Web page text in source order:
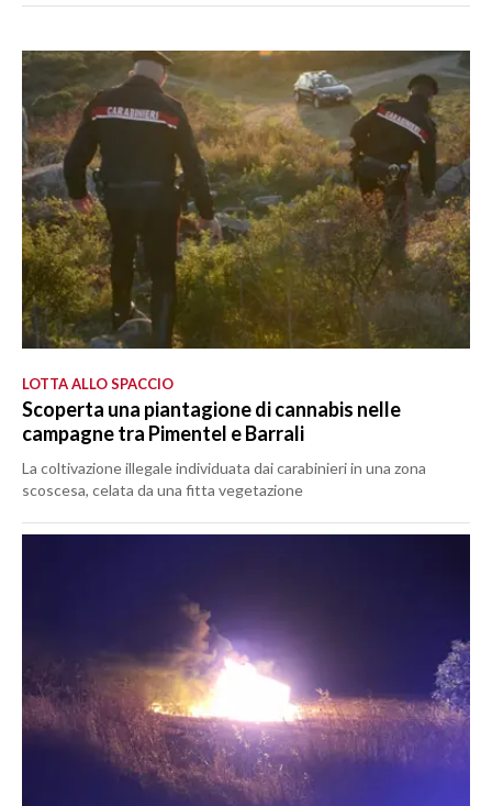
LOTTA ALLO SPACCIO
Scoperta una piantagione di cannabis nelle
campagne tra Pimentel e Barrali
La coltivazione illegale individuata dai carabinieri in una zona
scoscesa, celata da una fitta vegetazione